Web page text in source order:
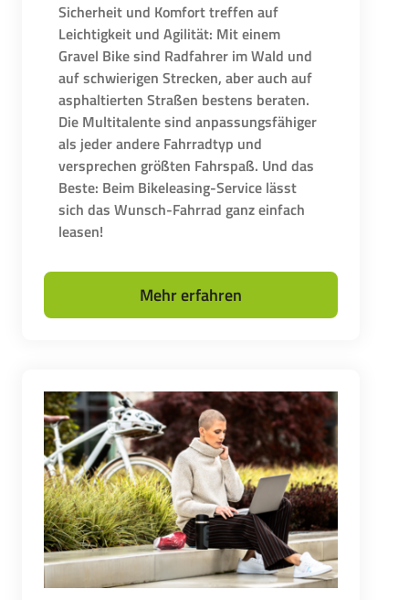
Sicherheit und Komfort treffen auf
Leichtigkeit und Agilität: Mit einem
Gravel Bike sind Radfahrer im Wald und
auf schwierigen Strecken, aber auch auf
asphaltierten Straßen bestens beraten.
Die Multitalente sind anpassungsfähiger
als jeder andere Fahrradtyp und
versprechen größten Fahrspaß. Und das
Beste: Beim Bikeleasing-Service lässt
sich das Wunsch-Fahrrad ganz einfach
leasen!
Mehr erfahren